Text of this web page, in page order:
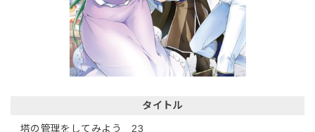
タイトル
塔の管理をしてみよう 23